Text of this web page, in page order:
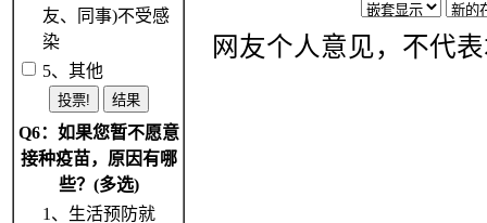
友、同事)不受感
染
5、其他
Q6：如果您暂不愿意
接种疫苗，原因有哪
些？(多选)
1、生活预防就
网友个人意见，不代